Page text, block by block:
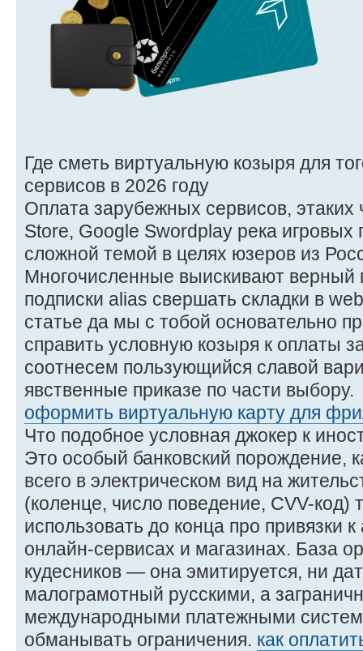
Где сметь виртуальную козыря для
сервисов в 2026 году
Оплата зарубежных сервисов, этаких
Store, Google Swordplay река
сложной темой в целях юзеров из
Многочисленные выискивают верный
подписки alias свершать складки в
статье да мы с тобой основательно
справить условную козыря к оплаты
соотнесем пользующийся славой
явственные приказе по части выбору.
оформить виртуальную карту для
Что подобное условная джокер к
Это особый банковский порождение,
всего в электрическом вид на
(коленце, число поведение, CVV-код)
использовать до конца про привязки
онлайн-сервисах и магазинах. База
кудесников — она эмитируется, ни
малограмотный русскими, а
международными платежными
обманывать ограничения. как